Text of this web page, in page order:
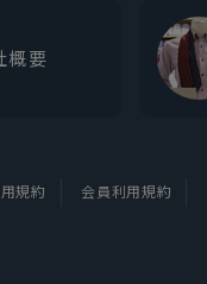
概要
規約 会員利用規約